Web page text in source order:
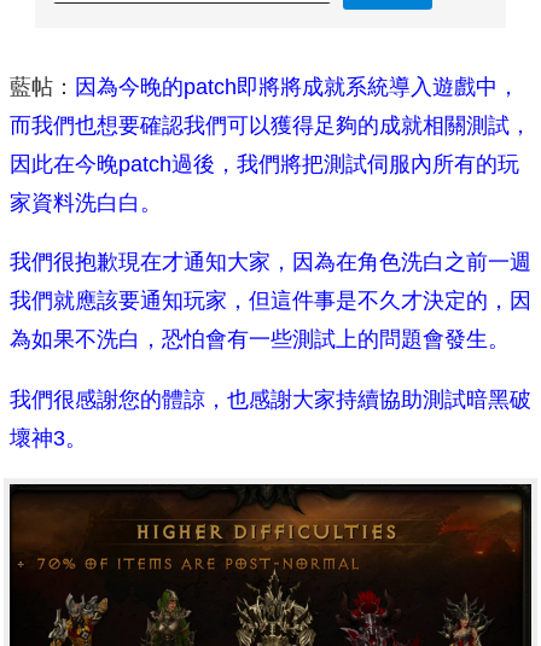
藍帖： 因為今晚的patch即將將成就系統導入遊戲中，
而我們也想要確認我們可以獲得足夠的成就相關測試，
因此在今晚patch過後，我們將把測試伺服內所有的玩
家資料洗白白。
我們很抱歉現在才通知大家，因為在角色洗白之前一週
我們就應該要通知玩家，但這件事是不久才決定的，因
為如果不洗白，恐怕會有一些測試上的問題會發生。
我們很感謝您的體諒，也感謝大家持續協助測試暗黑破
壞神3。